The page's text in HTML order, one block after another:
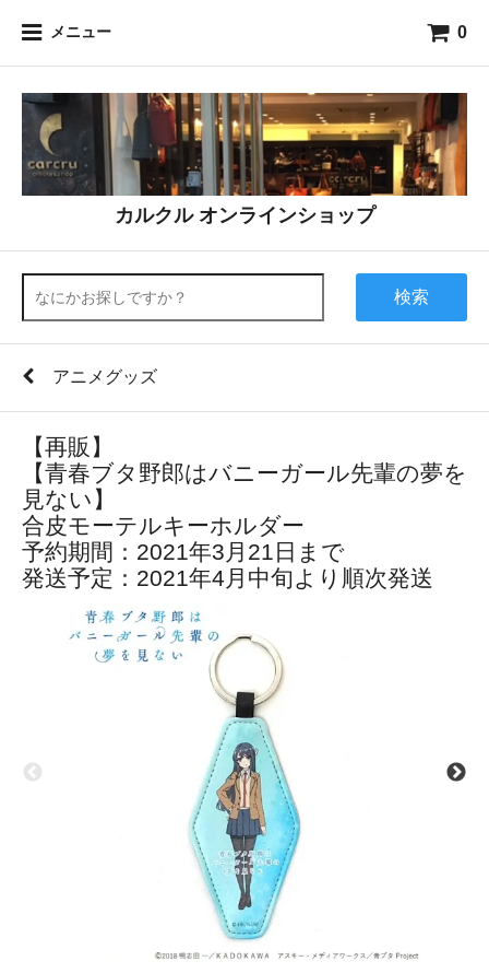
メニュー 0
カルクル オンラインショップ
検索
アニメグッズ
【再販】
【青春ブタ野郎はバニーガール先輩の夢を
見ない】
合皮モーテルキーホルダー
予約期間：2021年3月21日まで
発送予定：2021年4月中旬より順次発送